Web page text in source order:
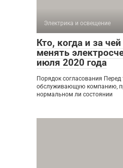
Электрика и освещение
Кто, когда и за
менять
июля 2020 года
Порядок согласования Перед
обслуживающую компанию,
нормальном ли состоянии